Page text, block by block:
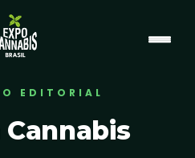
EDITORIAL
Cannabis